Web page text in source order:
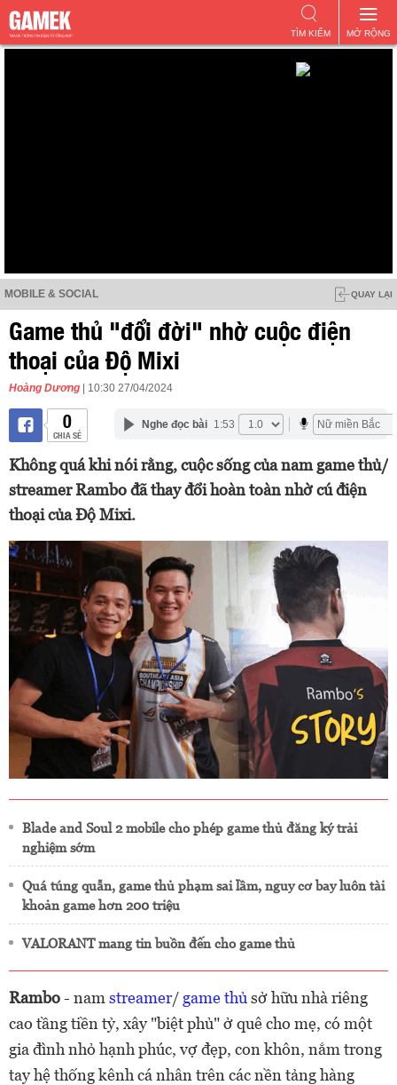
MỞ RỘNG
TÌM KIẾM
MOBILE & SOCIAL QUAY LẠI
Game thủ "đổi đời" nhờ cuộc điện
thoại của Độ Mixi
Hoàng Dương | 10:30 27/04/2024
0
CHIA SẺ
Nghe đọc bài 1:53
Không quá khi nói rằng, cuộc sống của nam game thủ/
streamer Rambo đã thay đổi hoàn toàn nhờ cú điện
thoại của Độ Mixi.
Blade and Soul 2 mobile cho phép game thủ đăng ký trải
nghiệm sớm
Quá túng quẫn, game thủ phạm sai lầm, nguy cơ bay luôn tài
khoản game hơn 200 triệu
VALORANT mang tin buồn đến cho game thủ
Rambo- nam streamer/ game thủ sở hữu nhà riêng
cao tầng tiền tỷ, xây "biệt phủ" ở quê cho mẹ, có một
gia đình nhỏ hạnh phúc, vợ đẹp, con khôn, nắm trong
tay hệ thống kênh cá nhân trên các nền tảng hàng